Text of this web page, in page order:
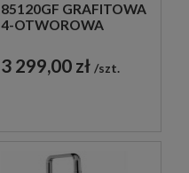
85120GF GRAFITOWA
4-OTWOROWA
3 299,00 zł szt.